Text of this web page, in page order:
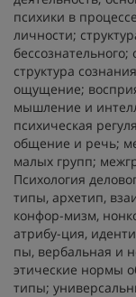
психики в
личности;
структура
ощущение;
мышление и
психическая
общение и речь;
малых групп;
Психология
типы, архетип,
конфор-мизм,
атрибу-ция,
пы, вербальная и
этические нормы
типы;